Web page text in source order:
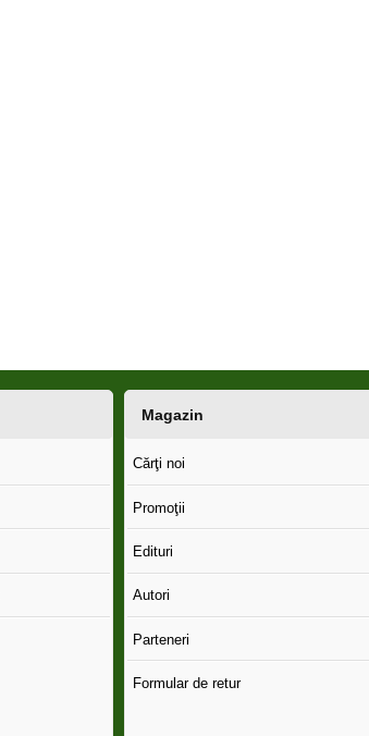
Magazin
Cărţi noi
Promoţii
Edituri
Autori
Parteneri
Formular de retur